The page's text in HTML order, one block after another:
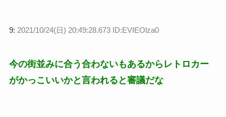
9: 2021/10/24(日) 20:49:28.673 ID:EVIEOlza0
今の街並みに合う合わないもあるからレトロカー
がかっこいいかと言われると審議だな